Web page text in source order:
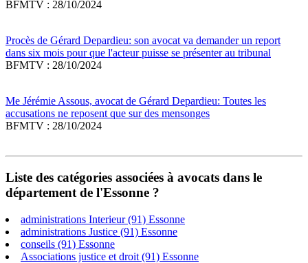
BFMTV : 28/10/2024
Procès de Gérard Depardieu: son avocat va demander un report
dans six mois pour que l'acteur puisse se présenter au tribunal
BFMTV : 28/10/2024
Me Jérémie Assous, avocat de Gérard Depardieu: Toutes les
accusations ne reposent que sur des mensonges
BFMTV : 28/10/2024
Liste des catégories associées à avocats dans le
département de l'Essonne ?
administrations Interieur (91) Essonne
administrations Justice (91) Essonne
conseils (91) Essonne
Associations justice et droit (91) Essonne